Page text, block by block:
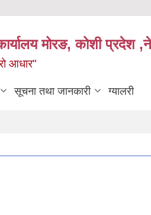
मोरङ, कोशी प्रदेश
आधार"
सूचना तथा जानकारी ग्यालरी